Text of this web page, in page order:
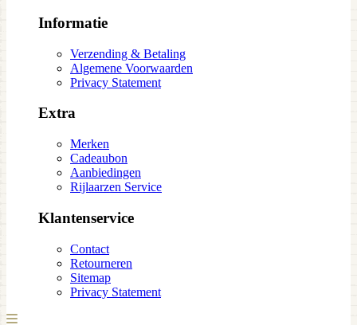
Informatie
Verzending & Betaling
Algemene Voorwaarden
Privacy Statement
Extra
Merken
Cadeaubon
Aanbiedingen
Rijlaarzen Service
Klantenservice
Contact
Retourneren
Sitemap
Privacy Statement